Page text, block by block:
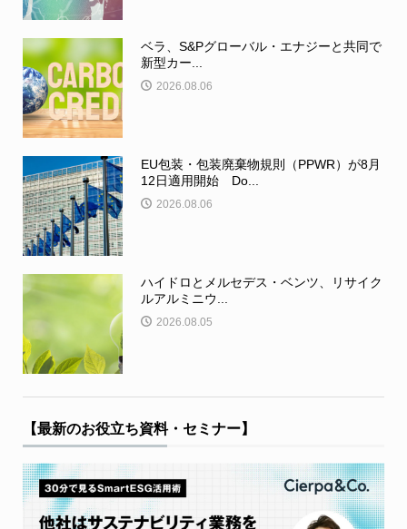
ベラ、S&Pグローバル・エナジーと共同で
新型カー...
2026.08.06
EU包装・包装廃棄物規則（PPWR）が8月
12日適用開始 Do...
2026.08.06
ハイドロとメルセデス・ベンツ、リサイク
ルアルミニウ...
2026.08.05
【最新のお役立ち資料・セミナー】